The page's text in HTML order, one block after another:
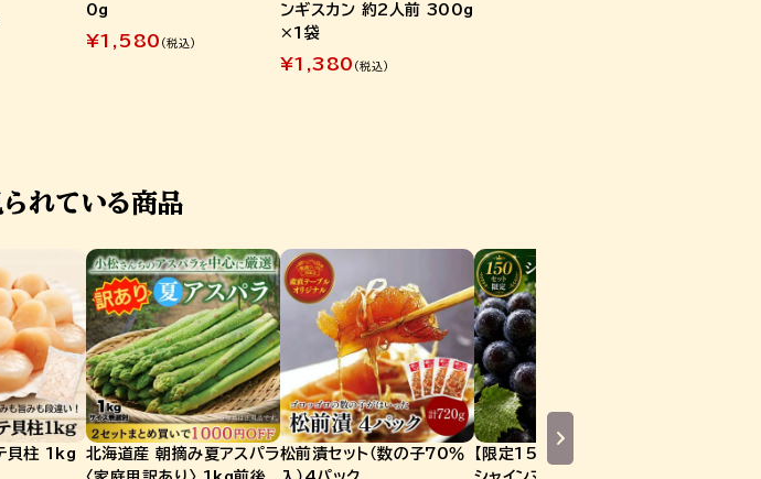
0g
¥1,580 (税込)
ンギスカン 約2人前 300g
×1袋
¥1,380 (税込)
れている商品
貝柱 1kg
北海道産 朝摘み夏アスパラ松前漬セット（数の子70％
【限定150セット】福岡県産